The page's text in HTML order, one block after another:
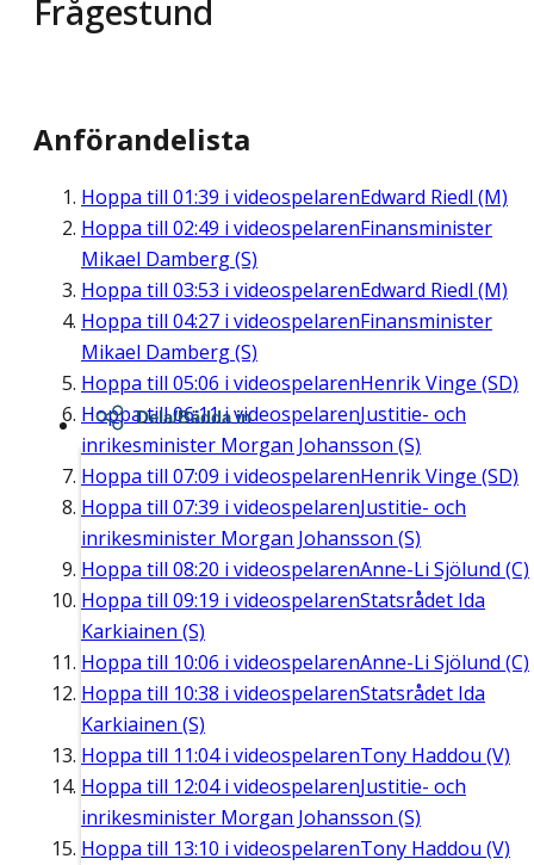
Frågestund
Anförandelista
Hoppa till 01:39 i videospelarenEdward Riedl (M)
Hoppa till 02:49 i videospelarenFinansminister
Mikael Damberg (S)
Hoppa till 03:53 i videospelarenEdward Riedl (M)
Hoppa till 04:27 i videospelarenFinansminister
Mikael Damberg (S)
Hoppa till 05:06 i videospelarenHenrik Vinge (SD)
Hoppa till06:11i videospelarenJustitie- och
inrikesminister Morgan Johansson (S)
Hoppa till 07:09 i videospelarenHenrik Vinge (SD)
Hoppa till 07:39 i videospelarenJustitie- och
inrikesminister Morgan Johansson (S)
Hoppa till 08:20 i videospelarenAnne-Li Sjölund (C)
Hoppa till 09:19 i videospelarenStatsrådet Ida
Karkiainen (S)
Hoppa till 10:06 i videospelarenAnne-Li Sjölund (C)
Hoppa till 10:38 i videospelarenStatsrådet Ida
Karkiainen (S)
Hoppa till 11:04i videospelarenTony Haddou (V)
Hoppa till 12:04i videospelarenJustitie- och
inrikesminister Morgan Johansson (S)
Hoppa till 13:10 i videospelarenTony Haddou (V)
Dela/Bädda in